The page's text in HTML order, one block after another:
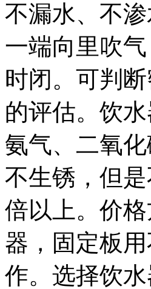
不漏水、不
一端向里吹
时闭。可判
的评估。饮
氨气、二氧
不生锈，但
倍以上。价
器，固定板
作。选择饮